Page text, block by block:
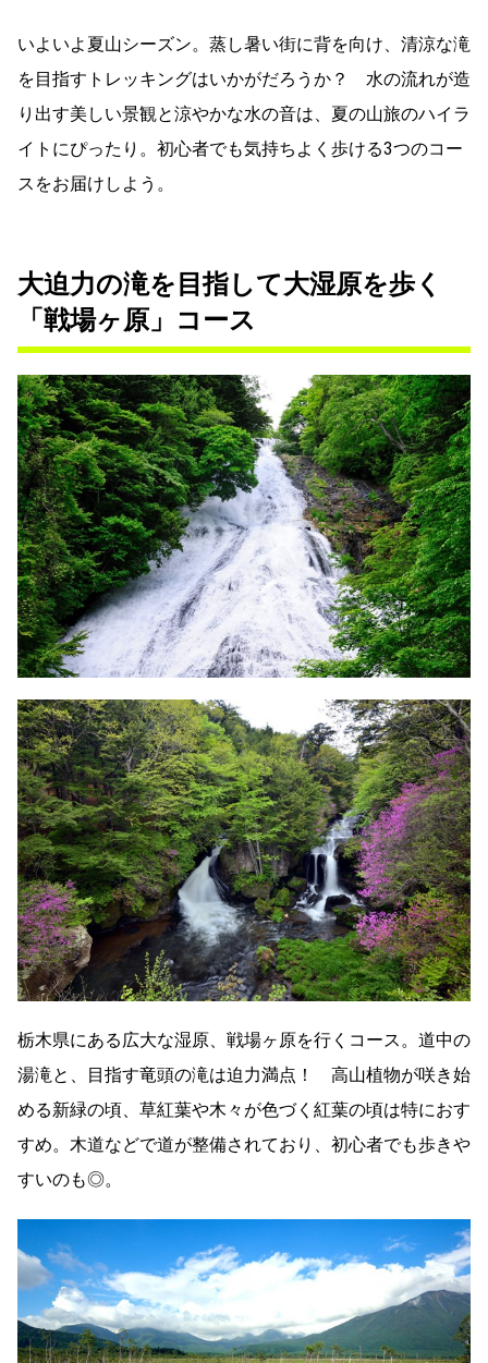
いよいよ夏山シーズン。蒸し暑い街に背を向け、清涼な滝
を目指すトレッキングはいかがだろうか？ 水の流れが造
り出す美しい景観と涼やかな水の音は、夏の山旅のハイラ
イトにぴったり。初心者でも気持ちよく歩ける3つのコー
スをお届けしよう。
大迫力の滝を目指して大湿原を歩く
「戦場ヶ原」コース
栃木県にある広大な湿原、戦場ヶ原を行くコース。道中の
湯滝と、目指す竜頭の滝は迫力満点！ 高山植物が咲き始
める新緑の頃、草紅葉や木々が色づく紅葉の頃は特におす
すめ。木道などで道が整備されており、初心者でも歩きや
すいのも◎。